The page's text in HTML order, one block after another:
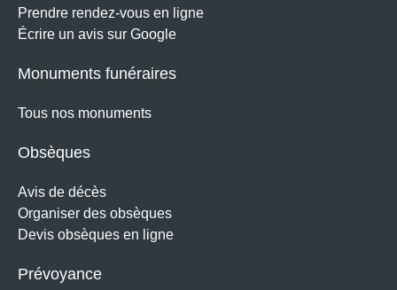
Prendre rendez-vous en ligne
Écrire un avis sur Google
Monuments funéraires
Tous nos monuments
Obsèques
Avis de décès
Organiser des obsèques
Devis obsèques en ligne
Prévoyance